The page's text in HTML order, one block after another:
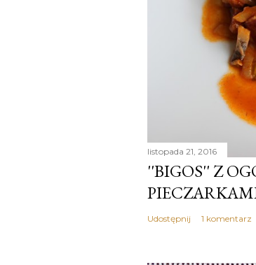
listopada 21, 2016
''BIGOS'' Z
Udostępnij 1 komentarz